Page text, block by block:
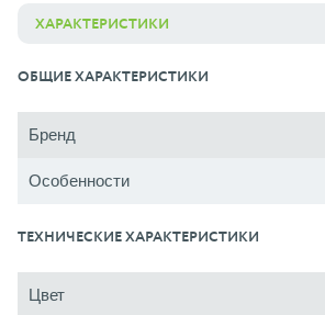
ХАРАКТЕРИСТИКИ
ОБЩИЕ ХАРАКТЕРИСТИКИ
Бренд
Особенности
ТЕХНИЧЕСКИЕ ХАРАКТЕРИСТИКИ
Цвет